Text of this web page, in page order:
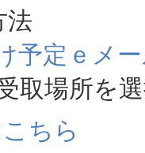
予定ｅメ
取場所を
ちら